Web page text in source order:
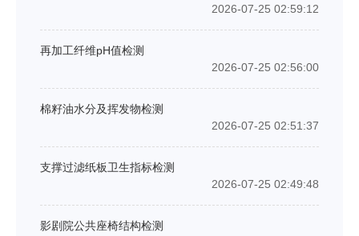
2026-07-25 02:59:12
再加工纤维pH值检测
2026-07-25 02:56:00
棉籽油水分及挥发物检测
2026-07-25 02:51:37
支撑过滤纸板卫生指标检测
2026-07-25 02:49:48
影剧院公共座椅结构检测